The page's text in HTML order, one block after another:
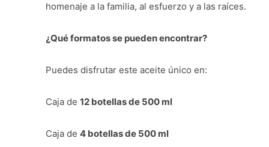
homenaje a la familia, al esfuerzo y a las raíces.
¿Qué formatos se pueden encontrar?
Puedes disfrutar este aceite único en:
Caja de 12 botellas de 500 ml
Caja de 4 botellas de 500 ml